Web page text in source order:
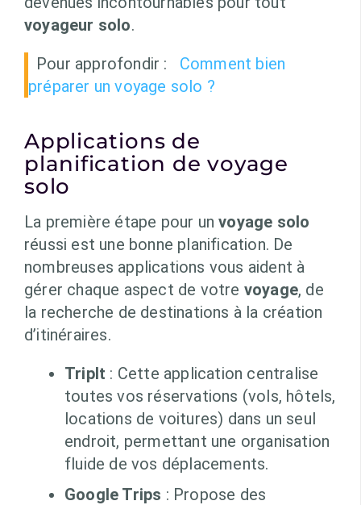
voyageur solo.
Pour approfondir :
Comment bien
préparer un voyage solo ?
Applications de
planification de voyage
solo
La première étape pour unvoyage solo
réussi est une bonne planification. De
nombreuses applications vous aident à
gérer chaque aspect de votre voyage, de
la recherche de destinations à la création
d’itinéraires.
TripIt : Cette application centralise
toutes vos réservations (vols, hôtels,
locations de voitures) dans un seul
endroit, permettant une organisation
fluide de vos déplacements.
Google Trips : Propose des